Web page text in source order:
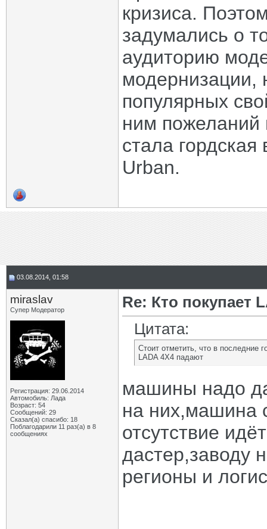
кризиса.
задумались о
аудиторию
модернизации,
популярных
ним пожеланий
стала
Urban.
03.08.2014, 01:58
miraslav
Супер Модератор
Регистрация: 29.06.2014
Автомобиль: Лада
Возраст: 54
Сообщений: 29
Сказал(а) спасибо: 18
Поблагодарили 11 раз(а) в 8
сообщениях
Re: Кто покупает
Цитата:
Стоит отметить, что в последние
LADA 4X4 падают
машины надо
на них,машина
отсутствие
дастер,заводу
регионы и